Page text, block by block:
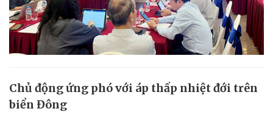
Chủ động ứng phó với áp thấp nhiệt đới trên
biển Đông